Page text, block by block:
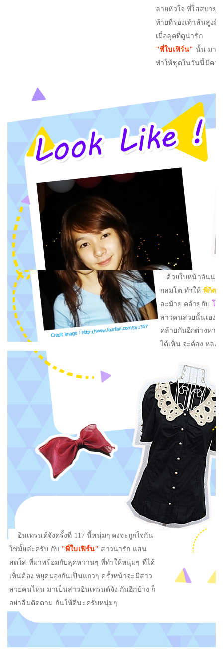
ลายหัวใจ ที่ใส่สบาย
ท้ายที่รองเท้าส้นสูงสี
เมื่อลุคที่ดูน่ารัก
"พี่ใบเฟิร์น" นั้น มาร
ทำให้ชุดในวันนี้มีควา
ด้วยใบหน้าอันน่ารั
กลมโต ทำให้ พี่กิต
ละม้าย คล้ายกับ โ
สาวคนสวยนั้นเอง
คล้ายกันอีกต่างหาก
ได้เห็น จะต้อง หลง
อินเทรนด์จังครั้งที่ 117 นี้หนุ่มๆ คงจะถูกใจกัน
ใช่มั้ยล่ะครับ กับ "พี่ใบเฟิร์น" สาวน่ารัก แสน
สดใส ที่มาพร้อมกับลุคหวานๆ ที่ทำให้หนุ่มๆ ที่ได้
เห็นต้อง หยุดมองกันเป็นแถวๆ ครั้งหน้าจะมีสาว
สวยคนไหน มาเป็นสาวอินเทรนด์จัง กันอีกบ้าง ก็
อย่าลืมติดตาม กันให้ดีนะครับหนุ่มๆ